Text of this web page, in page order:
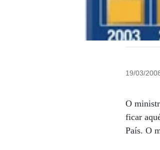
19/03/
O
ficar
País. O